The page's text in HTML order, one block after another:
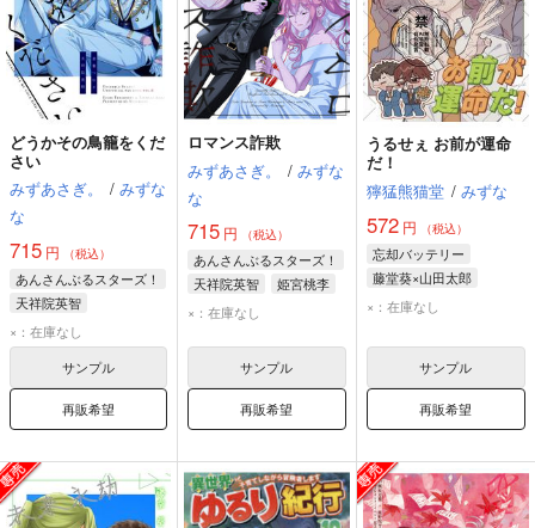
どうかその鳥籠をくだ
さい
みずあさぎ。
/ みずな
な
715 円 （税込）
あんさんぶるスターズ！
天祥院英智
青葉つむぎ
×：在庫なし
サンプル
再販希望
ロマンス詐欺
みずあさぎ。
/ みずな
な
715 円 （税込）
あんさんぶるスターズ！
天祥院英智
姫宮桃李
姫宮妹
×：在庫なし
サンプル
再販希望
うるせぇ お前が運命
だ！
獰猛熊猫堂 / みずな
572円 （税込）
忘却バッテリー
藤堂葵×山田太郎
藤堂葵
山田太郎
×：在庫なし
サンプル
再販希望